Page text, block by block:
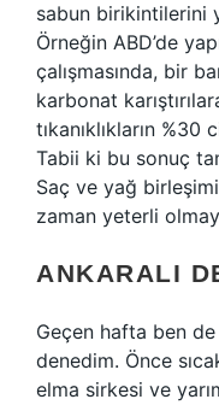
sabun birikintilerini
Örneğin ABD’de
çalışmasında, bir
karbonat
tıkanıklıkların %30
Tabii ki bu sonuç
Saç ve yağ
zaman yeterli
ANKARALI
Geçen hafta ben
denedim. Önce
elma sirkesi ve